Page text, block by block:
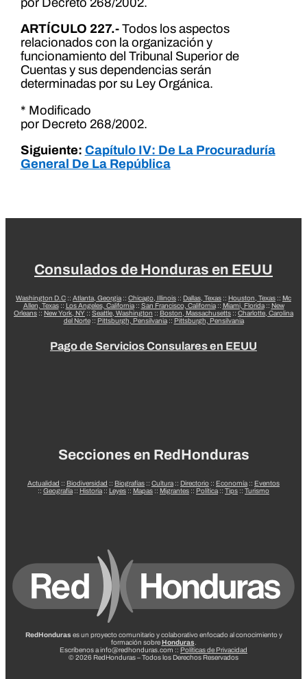
ARTÍCULO 227.- Todos los aspectos
relacionados con la organización y
funcionamiento del Tribunal Superior de
Cuentas y sus dependencias serán
determinadas por su Ley Orgánica.
* Modificado
por Decreto 268/2002.
Siguiente: Capítulo IV: De La Procuraduría
General De La República
Consulados de Honduras en EEUU
Washington D.C :: Atlanta, Georgia :: Chicago, Illinois :: Dallas, Texas :: Houston, Texas :: Mc
Allen, Texas:: Los Angeles, California:: San Francisco, California:: Miami, Florida:: New
Orleans :: New York, NY :: Seattle, Washington :: Boston, Massachusetts :: Charlotte, Carolina
del Norte:: Pittsburgh, Pensilvania:: Pittsburgh, Pensilvania
Pago de Servicios Consulares en EEUU
Secciones en RedHonduras
Actualidad :: Biodiversidad :: Biografías :: Cultura :: Directorio :: Economía :: Eventos
:: Geografía :: Historia :: Leyes :: Mapas :: Migrantes :: Política :: Tips :: Turismo
RedHonduras es un proyecto comunitario y colaborativo enfocado al conocimiento y
formación sobre Honduras.
Escríbenos a info@redhonduras.com :: Políticas de Privacidad
© 2026 RedHonduras – Todos los Derechos Reservados